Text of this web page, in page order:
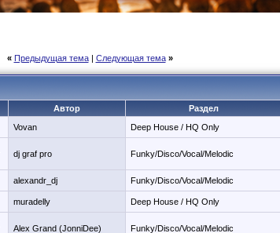
« Предыдущая тема| Следующая тема »
Автор Раздел
Vovan Deep House / HQ Only
dj graf pro Funky/Disco/Vocal/Melodic
alexandr_dj Funky/Disco/Vocal/Melodic
muradelly Deep House / HQ Only
Alex Grand (JonniDee) Funky/Disco/Vocal/Melodic